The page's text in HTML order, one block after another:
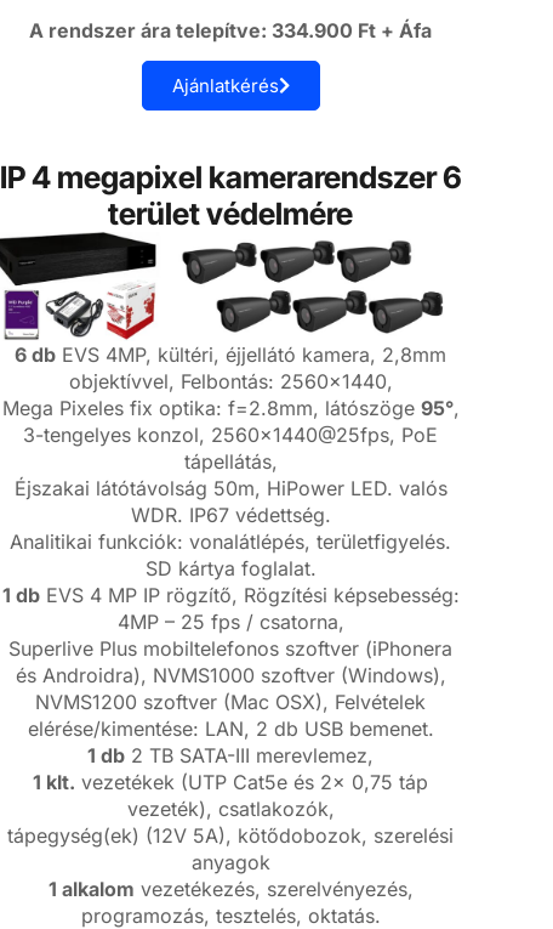
A rendszer ára telepítve: 334.900 Ft + Áfa
Ajánlatkérés
IP 4 megapixel kamerarendszer 6
terület védelmére
6 db EVS 4MP, kültéri, éjjellátó kamera, 2,8mm
objektívvel, Felbontás: 2560×1440,
Mega Pixeles fix optika: f=2.8mm, látószöge 95°,
3-tengelyes konzol, 2560×1440@25fps, PoE
tápellátás,
Éjszakai látótávolság 50m, HiPower LED. valós
WDR. IP67 védettség.
Analitikai funkciók: vonalátlépés, területfigyelés.
SD kártya foglalat.
1 dbEVS 4 MP IP rögzítő, Rögzítési képsebesség:
4MP – 25 fps / csatorna,
Superlive Plus mobiltelefonos szoftver (iPhonera
és Androidra), NVMS1000 szoftver (Windows),
NVMS1200 szoftver (Mac OSX), Felvételek
elérése/kimentése: LAN, 2 db USB bemenet.
1 db 2 TB SATA-III merevlemez,
1 klt. vezetékek (UTP Cat5e és 2x 0,75 táp
vezeték), csatlakozók,
tápegység(ek) (12V 5A), kötődobozok, szerelési
anyagok
1 alkalom vezetékezés, szerelvényezés,
programozás, tesztelés, oktatás.